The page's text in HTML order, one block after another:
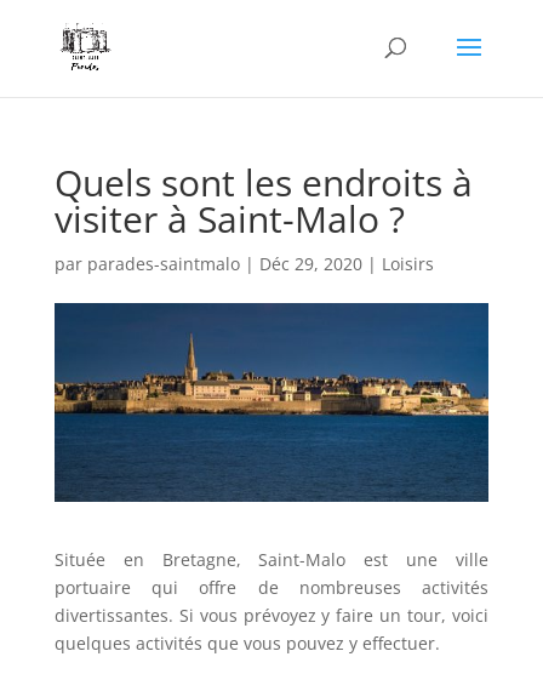
Quels sont les endroits à
visiter à Saint-Malo ?
par parades-saintmalo| Déc 29, 2020| Loisirs
Située en Bretagne, Saint-Malo est une ville
portuaire qui offre de nombreuses activités
divertissantes. Si vous prévoyez y faire un tour, voici
quelques activités que vous pouvez y effectuer.